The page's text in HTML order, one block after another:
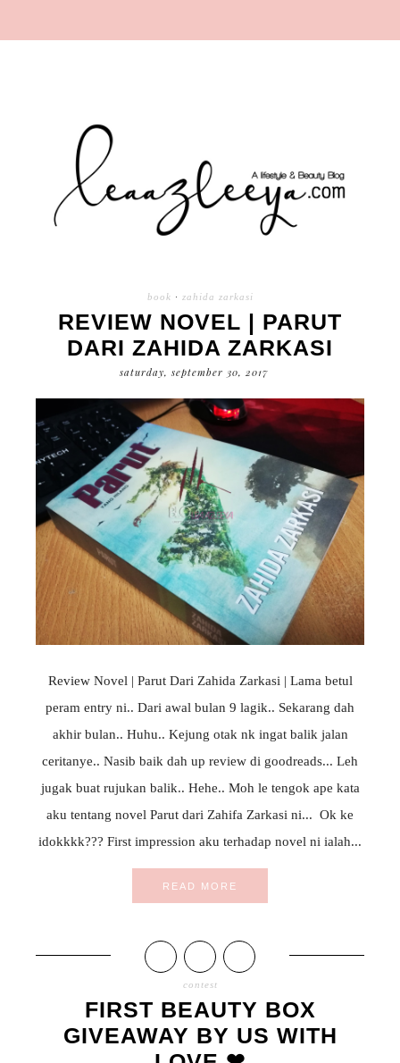
book · zahida zarkasi
REVIEW NOVEL | PARUT
DARI ZAHIDA ZARKASI
saturday, september 30, 2017
Review Novel | Parut Dari Zahida Zarkasi | Lama betul
peram entry ni.. Dari awal bulan 9 lagik.. Sekarang dah
akhir bulan.. Huhu.. Kejung otak nk ingat balik jalan
ceritanye.. Nasib baik dah up review di goodreads... Leh
jugak buat rujukan balik.. Hehe.. Moh le tengok ape kata
aku tentang novel Parut dari Zahifa Zarkasi ni... Ok ke
idokkkk??? First impression aku terhadap novel ni ialah...
READ MORE
contest
FIRST BEAUTY BOX
GIVEAWAY BY US WITH